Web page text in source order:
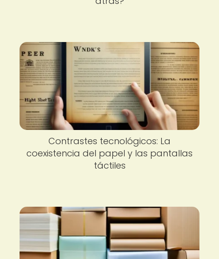
Contrastes tecnológicos: La
coexistencia del papel y las pantallas
táctiles